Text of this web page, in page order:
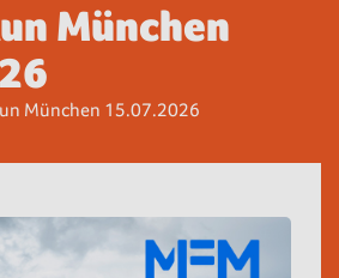
München
München 15.07.2026